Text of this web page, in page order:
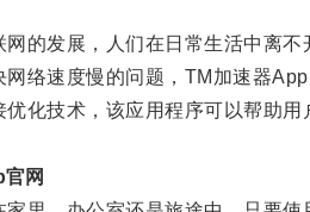
发展，人们在日常生活中离不
速度慢的问题，TM加速器App
技术，该应用程序可以帮助用
网